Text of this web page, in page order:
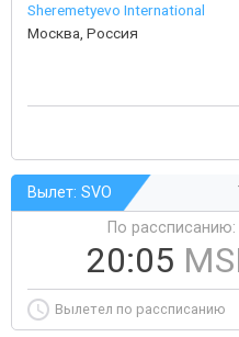
Sheremetyevo International
Москва, Россия
Вылет: SVO
По рассписанию:
20:05
Вылетел по рассписанию